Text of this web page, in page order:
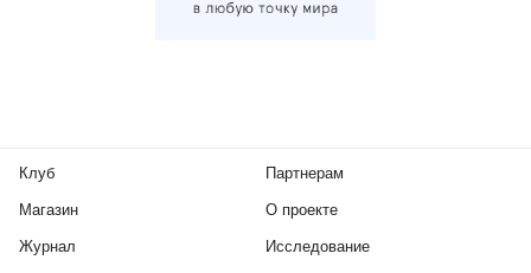
Клуб
Магазин
Журнал
Партнерам
О проекте
Исследование